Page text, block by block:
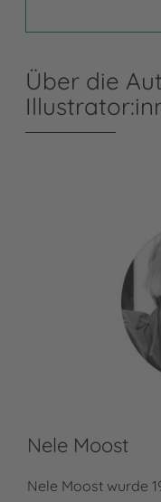
Über die
Nele Moost
Nele Moost wurde